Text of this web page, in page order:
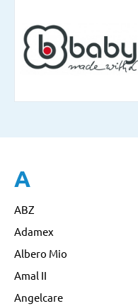
A
ABZ
Adamex
Albero Mio
Amal II
Angelcare